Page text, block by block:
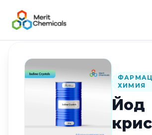
Назад в каталог
ХИМИЯ
Йод